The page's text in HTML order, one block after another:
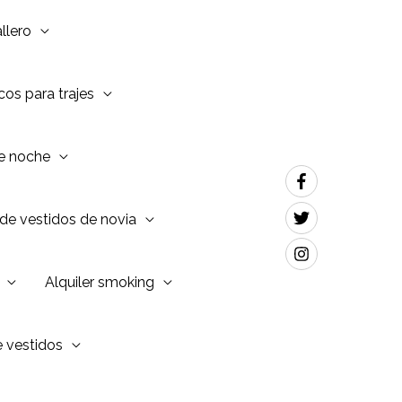
para trajes
noche
vestidos de novia
Alquiler smoking
vestidos